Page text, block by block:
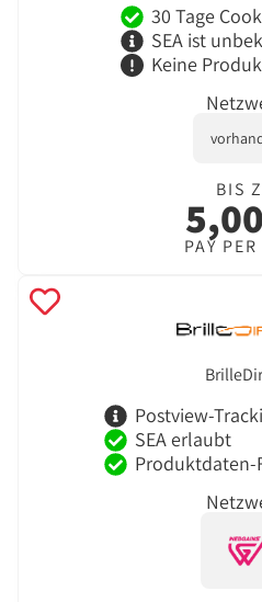
30 Tage
SEA ist
Keine
BIS
PAY
Postview-
SEA erlaubt
Produktdaten-